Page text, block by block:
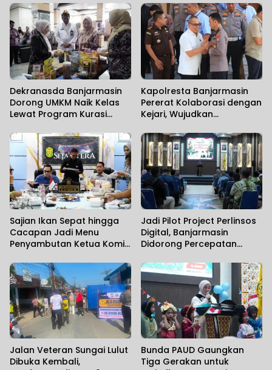
Dekranasda Banjarmasin
Dorong UMKM Naik Kelas
Lewat Program Kurasi
Kapolresta Banjarmasin
Pererat Kolaborasi dengan
Kejari, Wujudkan
Solid
Sajian Ikan Sepat hingga
Cacapan Jadi Menu
Penyambutan Ketua Komisi
Jadi Pilot Project Perlinsos
Digital, Banjarmasin
Didorong Percepatan
Bola
Jalan Veteran Sungai Lulut
Dibuka Kembali,
Bunda PAUD Gaungkan
Tiga Gerakan untuk